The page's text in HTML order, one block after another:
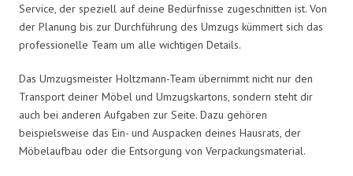
Service, der speziell auf deine Bedürfnisse zugeschnitten ist. Von
der Planung bis zur Durchführung des Umzugs kümmert sich das
professionelle Team um alle wichtigen Details.
Das Umzugsmeister Holtzmann-Team übernimmt nicht nur den
Transport deiner Möbel und Umzugskartons, sondern steht dir
auch bei anderen Aufgaben zur Seite. Dazu gehören
beispielsweise das Ein- und Auspacken deines Hausrats, der
Möbelaufbau oder die Entsorgung von Verpackungsmaterial.